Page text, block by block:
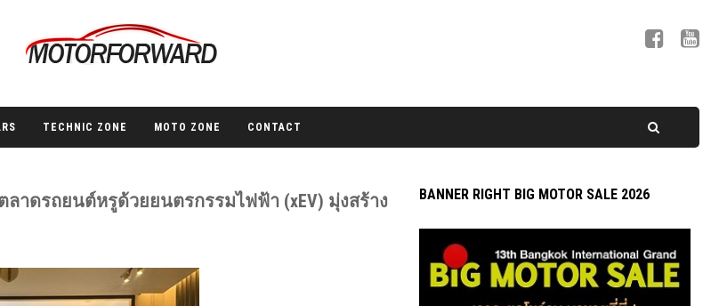
TECHNIC ZONE MOTO ZONE CONTACT
ลาดรถยนต์หรูด้วยยนตรกรรมไฟฟ้า (xEV) มุ่งสร้าง
BANNER RIGHT BIG MOTOR SALE 2026